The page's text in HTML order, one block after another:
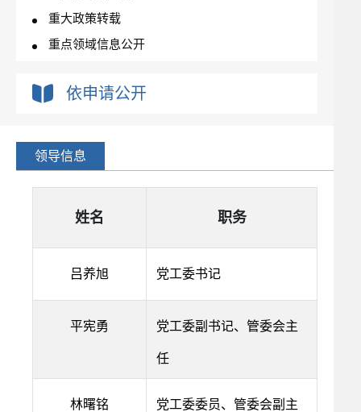
重大政策转载
重点领域信息公开
权责清单
行政处罚处罚强制办理情况
依申请公开
领导信息
姓名 职务
吕养旭 党工委书记
平宪勇 党工委副书记、管委会主
任
林曙铭 党工委委员、管委会副主